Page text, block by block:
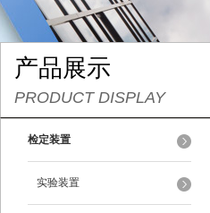
产品展示
PRODUCT DISPLAY
检定装置
实验装置